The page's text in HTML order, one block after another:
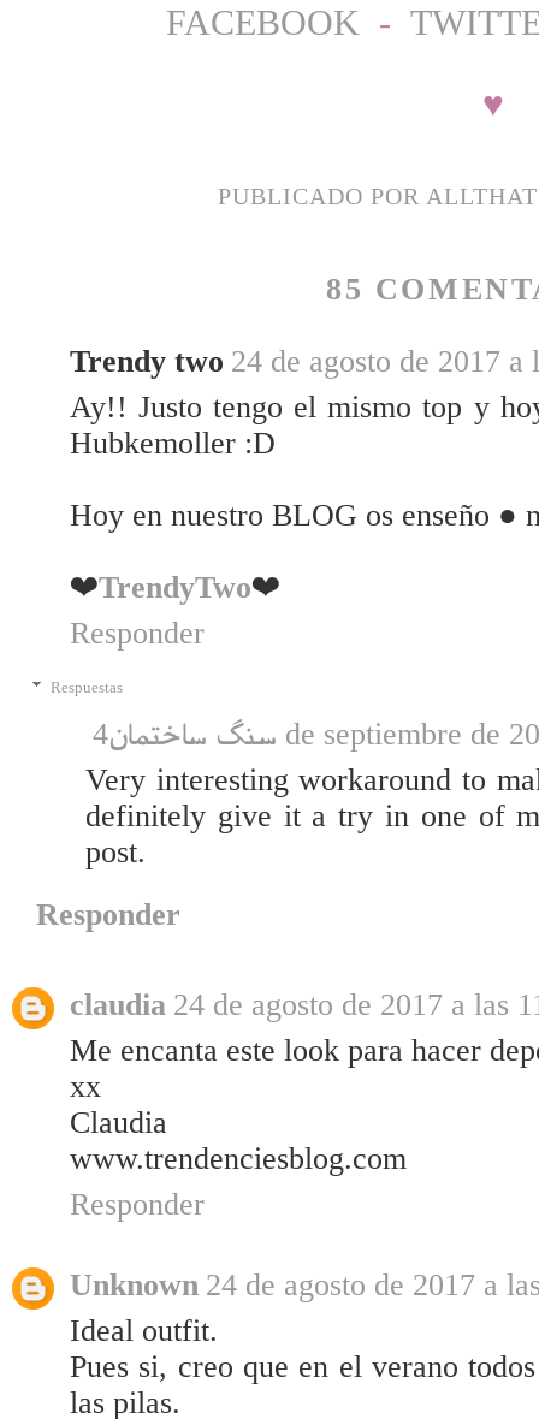
FACEBOOK -
♥
PUBLICADO POR
85
Trendy two 24 de agosto de 2017 a
Ay!! Justo tengo el mismo top y
Hubkemoller :D
Hoy en nuestro BLOG os enseño
❤️TrendyTwo❤
Responder
Respuestas
سنگ ساختمان 4 de septiembre de
Very interesting workaround to
definitely give it a try in one of
post.
Responder
claudia 24 de agosto de 2017 a las
Me encanta este look para hacer
xx
Claudia
www.trendenciesblog.com
Responder
Unknown 24 de agosto de 2017 a
Ideal outfit.
Pues si, creo que en el verano
las pilas.